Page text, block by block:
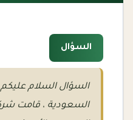
السؤال
السؤال السلام
السعودية ، قامت